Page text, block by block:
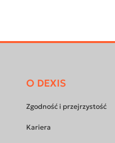
Footer
O DEXIS
Zgodność i przejrzystość
Kariera